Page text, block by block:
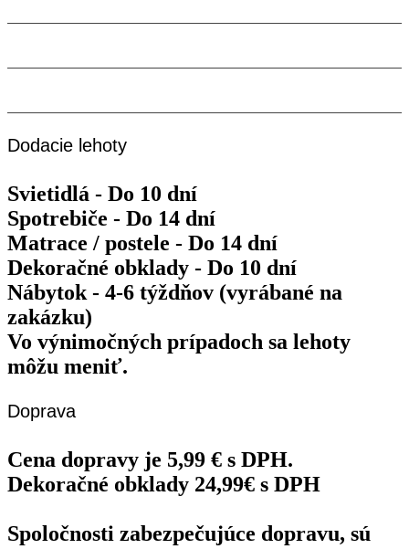
Dodacie lehoty
Svietidlá - Do 10 dní
Spotrebiče - Do 14 dní
Matrace / postele - Do 14 dní
Dekoračné obklady - Do 10 dní
Nábytok - 4-6 týždňov (vyrábané na
zakázku)
Vo výnimočných prípadoch sa lehoty
môžu meniť.
Doprava
Cena dopravy je 5,99 € s DPH.
Dekoračné obklady 24,99€ s DPH
Spoločnosti zabezpečujúce dopravu, sú